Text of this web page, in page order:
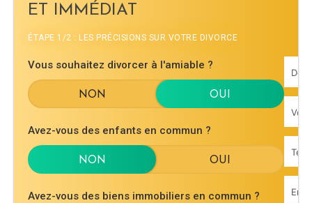
ET IMMÉDIAT
ÉTAPE 1/2 : LES PRÉCISIONS SUR VOTRE DIVORCE
Vous souhaitez divorcer à l'amiable ?
Avez-vous des enfants en commun ?
Avez-vous des biens immobiliers en commun ?